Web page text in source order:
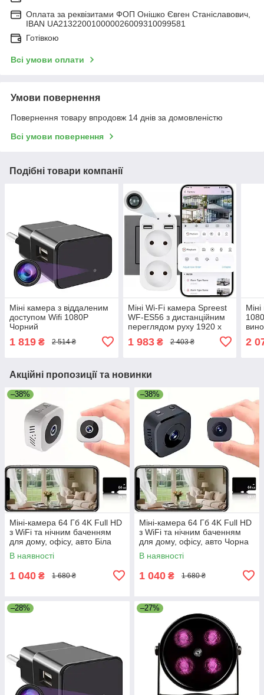
Оплата за реквізитами ФОП Онішко Євген Станіславович,
IBAN UA213220010000026009310099581
Готівкою
Всі умови оплати
Умови повернення
Повернення товару впродовж 14 днів за домовленістю
Всі умови повернення
Подібні товари компанії
Міні камера з віддаленим
доступом Wifi 1080P
Чорний
1 819 ₴ 2 514 ₴
Міні Wi-Fi камера Spreest
WF-ES56 з дистанційним
переглядом руху 1920 x
1 983₴ 2 403 ₴ 2
Акційні пропозиції та новинки
–38%
Міні-камера 64 Гб 4K Full HD
з WiFi та нічним баченням
для дому, офісу, авто Біла
В наявності
1 040 ₴ 1 680 ₴
–38%
Міні-камера 64 Гб 4K Full HD
з WiFi та нічним баченням
для дому, офісу, авто Чорна
В наявності
1 040 ₴ 1 680 ₴
–28% –27%